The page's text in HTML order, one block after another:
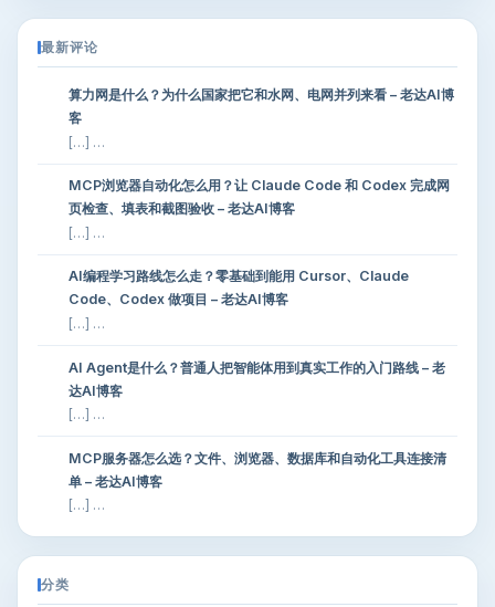
最新评论
算力网是什么？为什么国家把它和水网、电网并列来看 – 老达AI博
客
[…] …
MCP浏览器自动化怎么用？让 Claude Code 和 Codex 完成网
页检查、填表和截图验收 – 老达AI博客
[…] …
AI编程学习路线怎么走？零基础到能用 Cursor、Claude
Code、Codex 做项目 – 老达AI博客
[…] …
AI Agent是什么？普通人把智能体用到真实工作的入门路线 – 老
达AI博客
[…] …
MCP服务器怎么选？文件、浏览器、数据库和自动化工具连接清
单 – 老达AI博客
[…] …
分类